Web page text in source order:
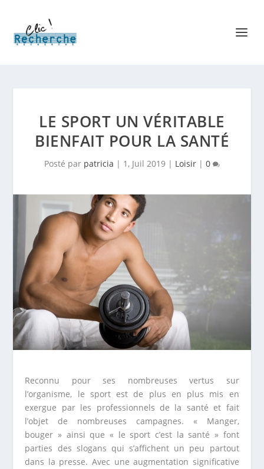
LE SPORT UN VÉRITABLE
BIENFAIT POUR LA SANTÉ
Posté par patricia | 1, Juil 2019 | Loisir | 0
Reconnu pour ses nombreuses vertus sur
l’organisme, le sport est de plus en plus mis en
exergue par les professionnels de la santé et fait
l’objet de nombreuses campagnes. « Manger,
bouger » ainsi que « le sport c’est la santé » font
parties des slogans qui s’affichent un peu partout
dans la presse. Avec une augmentation significative